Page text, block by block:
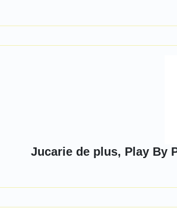
Jucarie de plus, Play By